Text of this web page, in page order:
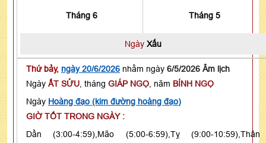
Tháng 6 Tháng 5
Ngày Xấu
Thứ bảy, ngày 20/6/2026 nhằm ngày 6/5/2026 Âm lịch
Ngày ẤT SỬU , tháng GIÁP NGỌ , năm BÍNH NGỌ
Ngày Hoàng đạo (kim đường hoàng đạo)
GIỜ TỐT TRONG NGÀY :
Dần (3:00-4:59),Mão (5:00-6:59),Tỵ (9:00-10:59),Thân